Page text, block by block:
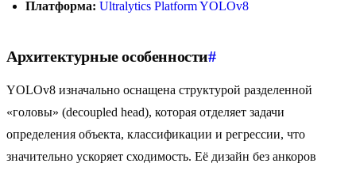
Платформа: Ultralytics Platform YOLOv8
Архитектурные особенности#
YOLOv8 изначально оснащена структурой разделенной
«головы» (decoupled head), которая отделяет задачи
определения объекта, классификации и регрессии, что
значительно ускоряет сходимость. Её дизайн без анкоров